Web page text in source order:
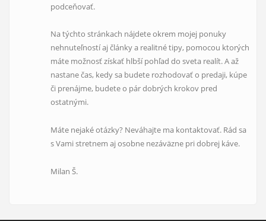
podceňovať.
Na týchto stránkach nájdete okrem mojej ponuky
nehnuteľností aj články a realitné tipy, pomocou ktorých
máte možnosť získať hlbší pohľad do sveta realít. A až
nastane čas, kedy sa budete rozhodovať o predaji, kúpe
či prenájme, budete o pár dobrých krokov pred
ostatnými.
Máte nejaké otázky? Neváhajte ma kontaktovať. Rád sa
s Vami stretnem aj osobne nezáväzne pri dobrej káve.
Milan Š.